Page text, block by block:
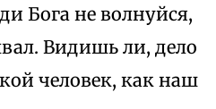
Бога не волнуйся,
Видишь ли, дело
человек, как наш